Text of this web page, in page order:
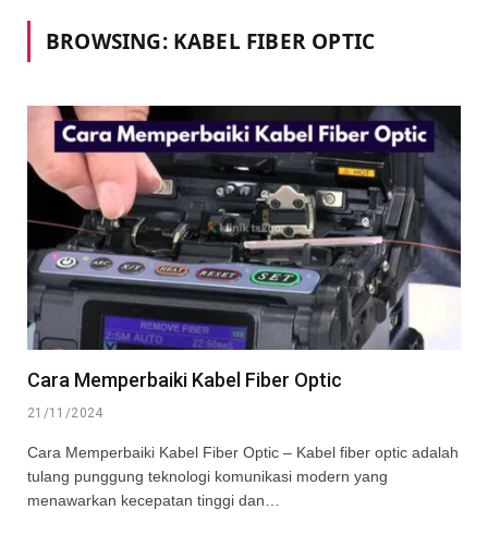
BROWSING: KABEL FIBER OPTIC
Cara Memperbaiki Kabel Fiber Optic
21/11/2024
Cara Memperbaiki Kabel Fiber Optic – Kabel fiber optic adalah
tulang punggung teknologi komunikasi modern yang
menawarkan kecepatan tinggi dan…